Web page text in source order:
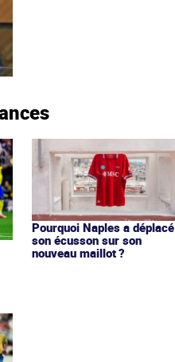
Pourquoi Naples a déplacé
son écusson sur son
nouveau maillot ?